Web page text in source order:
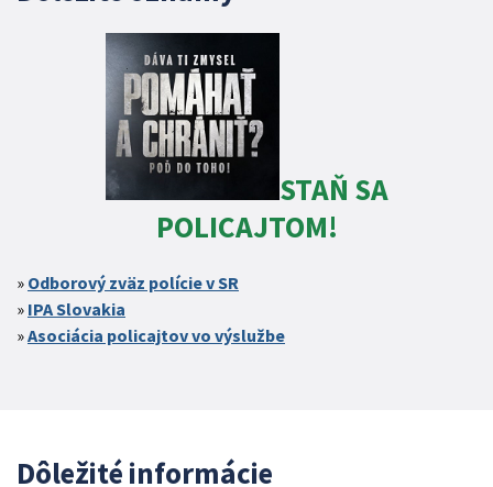
STAŇ SA
POLICAJTOM!
Odborový zväz polície v SR
IPA Slovakia
Asociácia policajtov vo výslužbe
Dôležité informácie